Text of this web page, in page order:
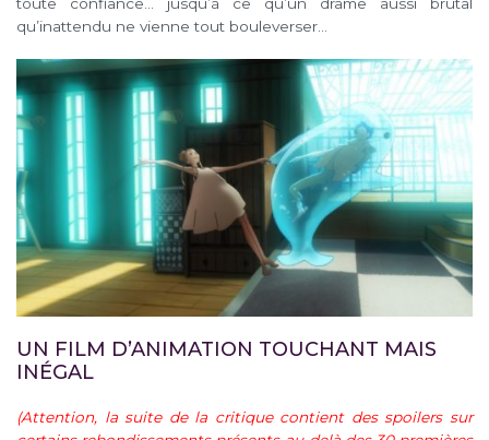
qu’inattendu ne vienne tout bouleverser…
UN FILM D’ANIMATION TOUCHANT MAIS
INÉGAL
(Attention, la suite de la critique contient des spoilers sur